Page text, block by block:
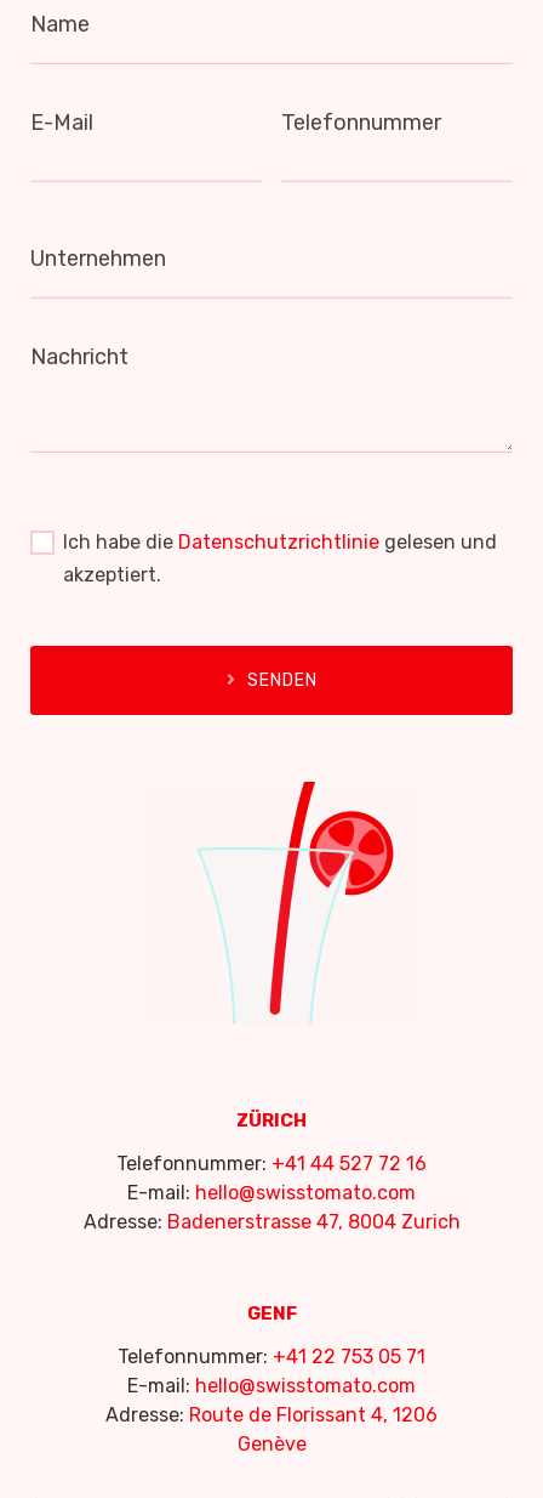
Name
E-Mail Telefonnummer
Unternehmen
Nachricht
Ich habe die Datenschutzrichtlinie gelesen und
akzeptiert.
SENDEN
ZÜRICH
Telefonnummer: +41 44 527 72 16
E-mail: hello@swisstomato.com
Adresse: Badenerstrasse 47, 8004 Zurich
GENF
Telefonnummer: +41 22 753 05 71
E-mail: hello@swisstomato.com
Adresse: Route de Florissant 4, 1206
Genève